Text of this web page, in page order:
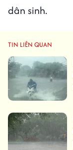
dân sinh.
TIN LIÊN QUAN